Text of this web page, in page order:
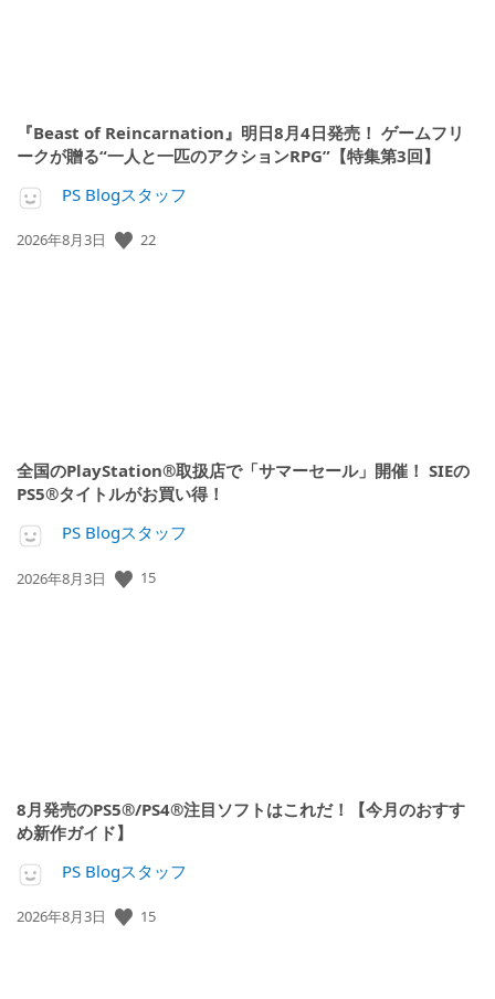
『Beast of Reincarnation』明日8月4日発売！ ゲームフリ
ークが贈る“一人と一匹のアクションRPG”【特集第3回】
PS Blogスタッフ
公
2026年8月3日 22
全国のPlayStation®取扱店で「サマーセール」開催！ SIEの
PS5®タイトルがお買い得！
PS Blogスタッフ
公
2026年8月3日 15
8月発売のPS5®/PS4®注目ソフトはこれだ！【今月のおすす
め新作ガイド】
PS Blogスタッフ
公
2026年8月3日 15